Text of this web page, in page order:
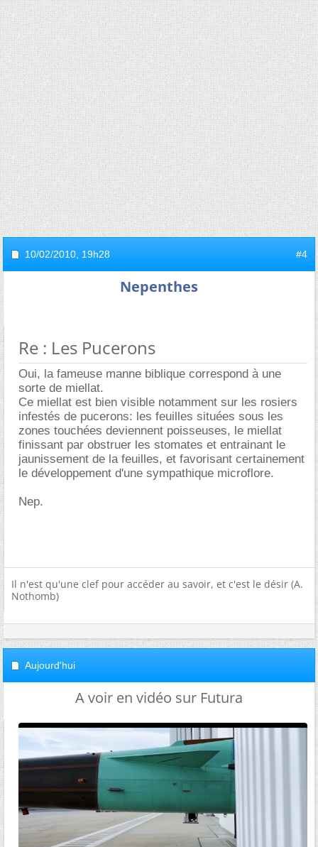
10/02/2010, 19h28 #4
Nepenthes
Re : Les Pucerons
Oui, la fameuse manne biblique correspond à une
sorte de miellat.
Ce miellat est bien visible notamment sur les rosiers
infestés de pucerons: les feuilles situées sous les
zones touchées deviennent poisseuses, le miellat
finissant par obstruer les stomates et entrainant le
jaunissement de la feuilles, et favorisant certainement
le développement d'une sympathique microflore.
Nep.
Il n'est qu'une clef pour accéder au savoir, et c'est le désir (A.
Nothomb)
Aujourd'hui
A voir en vidéo sur Futura